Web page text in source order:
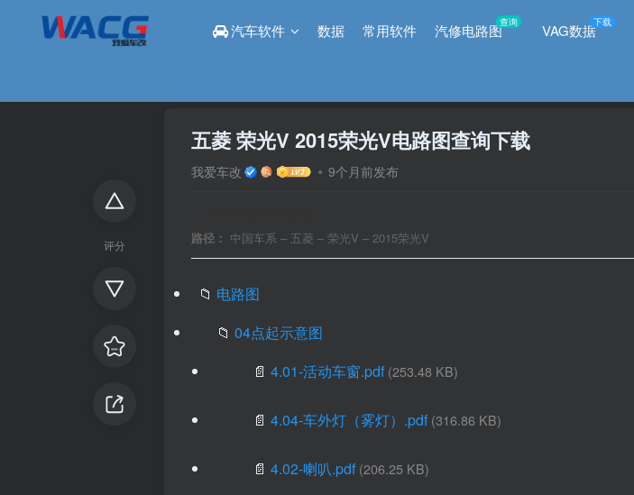
汽车软件 数据 常用软件 汽修电路图查询 VAG数据下载
评分
五菱 荣光V 2015荣光V电路图查询下载
我爱车改 9个月前发布
路径： 中国车系 – 五菱 – 荣光V – 2015荣光V
📁 电路图
📁 04点起示意图
📄 4.01-活动车窗.pdf (253.48 KB)
📄 4.04-车外灯（雾灯）.pdf (316.86 KB)
📄 4.02-喇叭.pdf (206.25 KB)